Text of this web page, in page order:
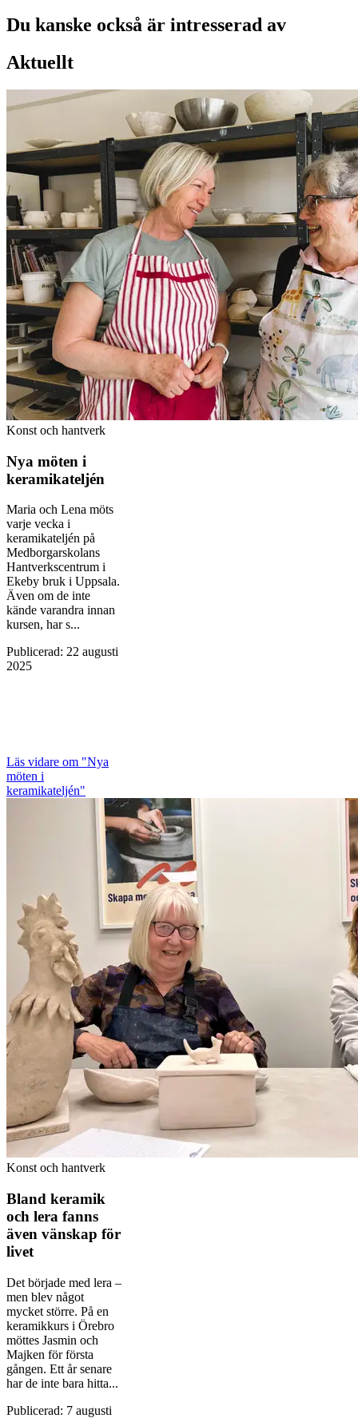
Du kanske också är intresserad av
Aktuellt
Konst och hantverk
Nya möten i
keramikateljén
Maria och Lena möts
varje vecka i
keramikateljén på
Medborgarskolans
Hantverkscentrum i
Ekeby bruk i Uppsala.
Även om de inte
kände varandra innan
kursen, har s...
Publicerad: 22 augusti
2025
Läs vidare om "Nya
möten i
keramikateljén"
Konst och hantverk
Bland keramik
och lera fanns
även vänskap för
livet
Det började med lera –
men blev något
mycket större. På en
keramikkurs i Örebro
möttes Jasmin och
Majken för första
gången. Ett år senare
har de inte bara hitta...
Publicerad: 7 augusti